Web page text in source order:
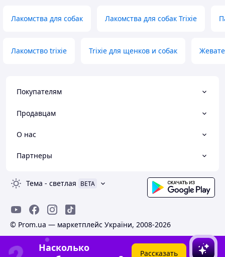
Лакомства для собак Лакомства для собак Trixie
Лакомство trixie Trixie для щенков и собак
Покупателям
Продавцам
О нас
Партнеры
Тема - светлая BETA
© Prom.ua — маркетплейс України, 2008-2026
Насколько
Рассказать